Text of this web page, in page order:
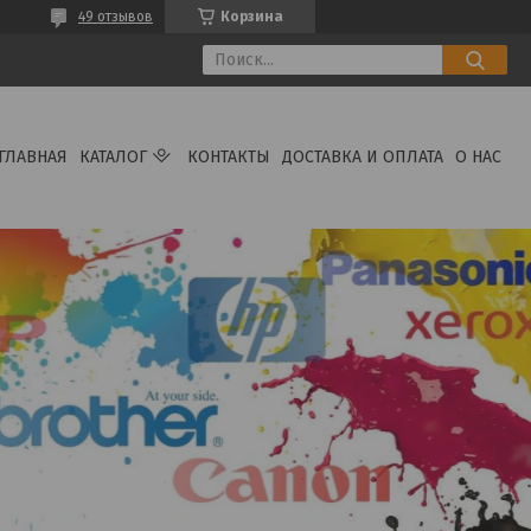
Корзина
49 отзывов
КАТАЛОГ КОНТАКТЫ ДОСТАВКА И ОПЛАТА О НАС